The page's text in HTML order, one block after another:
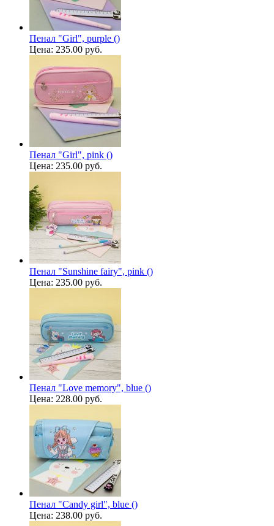
Пенал "Girl", purple ()
Цена: 235.00 руб.
Пенал "Girl", pink ()
Цена: 235.00 руб.
Пенал "Sunshine fairy", pink ()
Цена: 235.00 руб.
Пенал "Love memory", blue ()
Цена: 228.00 руб.
Пенал "Candy girl", blue ()
Цена: 238.00 руб.